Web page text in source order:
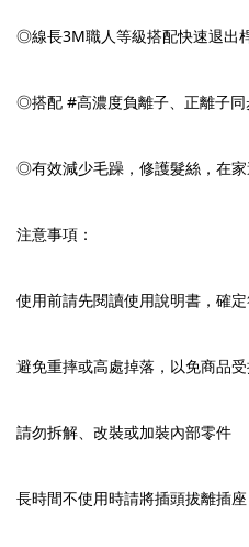
◎線長3M職人等級搭配快速退出
◎搭配 #高濃度負離子、正離子同
◎有效減少毛躁，修護髮絲，在
注意事項：
使用前請先閱讀使用說明書，確
避免重摔或高處掉落，以免商品
請勿拆解、改裝或加裝內部零件
長時間不使用時請將插頭拔離插座